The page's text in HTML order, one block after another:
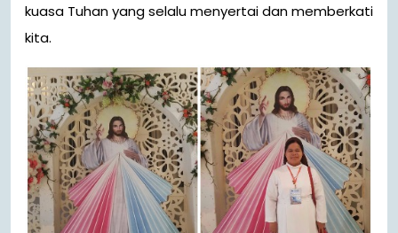
kuasa Tuhan yang selalu menyertai dan memberkati
kita.